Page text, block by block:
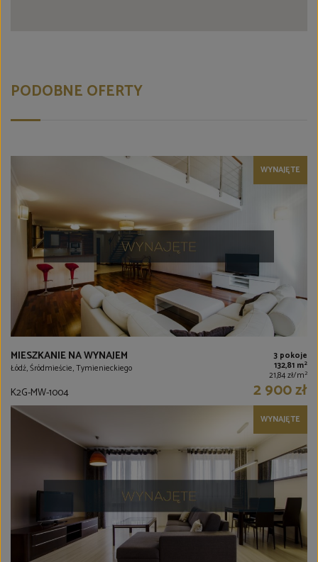
PODOBNE OFERTY
WYNAJĘTE
MIESZKANIE NA WYNAJEM
Łódź, Śródmieście, Tymienieckiego
3 pokoje
132,81 m2
21,84 zł/m2
K2G-MW-1004 2 900 zł
WYNAJĘTE